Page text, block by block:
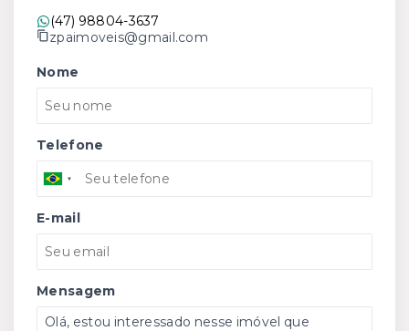
(47) 98804-3637
zpaimoveis@gmail.com
Nome
Telefone
E-mail
Mensagem